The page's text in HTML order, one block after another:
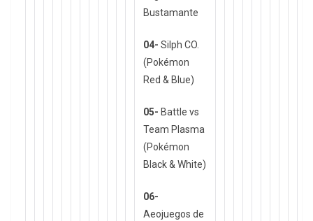
Bustamante
04- Silph CO.
(Pokémon
Red & Blue)
05- Battle vs
Team Plasma
(Pokémon
Black & White)
06-
Aeojuegos de